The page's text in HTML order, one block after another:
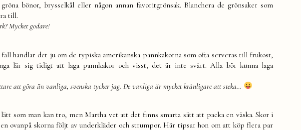
bönor, brysselkål eller någon annan favoritgrönsak. Blanchera de grönsaker som
till.
Mycket godare!
handlar det ju om de typiska amerikanska pannkakorna som ofta serveras till frukost,
lär sig tidigt att laga pannkakor och visst, det är inte svårt. Alla bör kunna laga
att göra än vanliga, svenska tycker jag. De vanliga är mycket krånligare att steka…
som man kan tro, men Martha vet att det finns smarta sätt att packa en väska. Skor i
ovanpå skorna följt av underkläder och strumpor. Här tipsar hon om att köp flera par